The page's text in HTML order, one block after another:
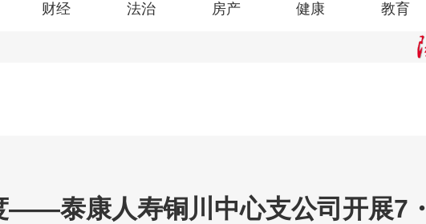
财经 法治 房产 健康 教育
——泰康人寿铜川中心支公司开展7